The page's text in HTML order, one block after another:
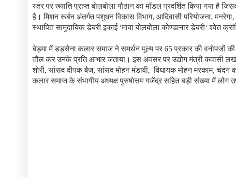
स्तर पर ख्याति प्राप्त बोलबोला गौठान का मॉडल प्रदर्शित किया गया है
है। मिशन रूर्बन अंतर्गत पशुधन विकास विभाग, आदिवासी परियोजना,
स्थापित सामुदायिक डेयरी इकाई ‘मावा बोलबोला कोण्डानार डेयरी‘ श्वेत
बेड़मा में डड़सेना कलार समाज ने समर्थन मूल्य पर 65 प्रकार की
तौल कर उनके प्रति आभार जताया।इस अवसर पर उद्योग मंत्री कवासी
शोरी, सांसद दीपक बैज, सांसद मोहन मंडावी, विधायक मोहन मरकाम, चंदन
कलार समाज के संभागीय अध्यक्ष पुरुषोत्तम गजेंद्र सहित बड़ी संख्या में लोग